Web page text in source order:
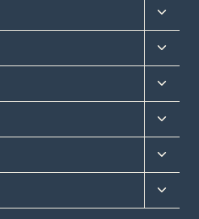
menu
filho
menu
filho
menu
filho
menu
filho
menu
filho
menu